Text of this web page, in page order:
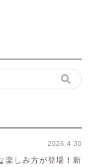
2026.4.30
楽しみ方が登場！新